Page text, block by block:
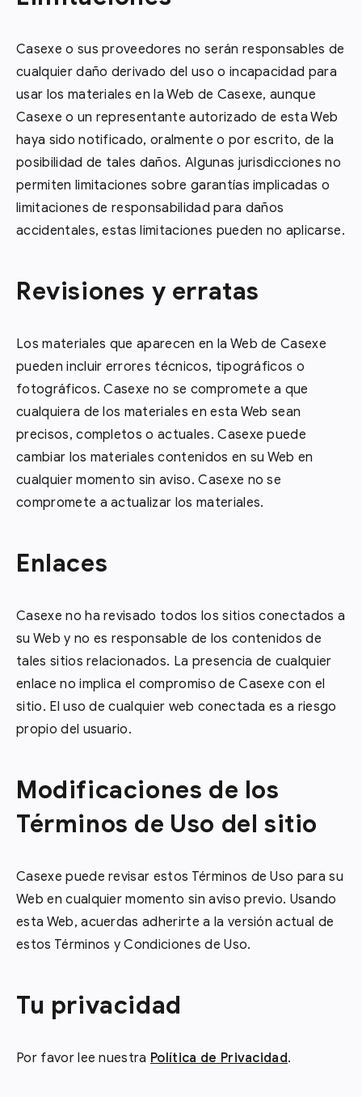
Casexe o sus proveedores no serán responsables de
cualquier daño derivado del uso o incapacidad para
usar los materiales en la Web de Casexe, aunque
Casexe o un representante autorizado de esta Web
haya sido notificado, oralmente o por escrito, de la
posibilidad de tales daños. Algunas jurisdicciones no
permiten limitaciones sobre garantías implicadas o
limitaciones de responsabilidad para daños
accidentales, estas limitaciones pueden no aplicarse.
Revisiones y erratas
Los materiales que aparecen en la Web de Casexe
pueden incluir errores técnicos, tipográficos o
fotográficos. Casexe no se compromete a que
cualquiera de los materiales en esta Web sean
precisos, completos o actuales. Casexe puede
cambiar los materiales contenidos en su Web en
cualquier momento sin aviso. Casexe no se
compromete a actualizar los materiales.
Enlaces
Casexe no ha revisado todos los sitios conectados a
su Web y no es responsable de los contenidos de
tales sitios relacionados. La presencia de cualquier
enlace no implica el compromiso de Casexe con el
sitio. El uso de cualquier web conectada es a riesgo
propio del usuario.
Modificaciones de los
Términos de Uso del sitio
Casexe puede revisar estos Términos de Uso para su
Web en cualquier momento sin aviso previo. Usando
esta Web, acuerdas adherirte a la versión actual de
estos Términos y Condiciones de Uso.
Tu privacidad
Por favor lee nuestra Política de Privacidad.